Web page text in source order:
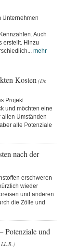
Unternehmen
Auch
erstellt. Hinzu
mehr
Kosten (Dr.
Projekt
und möchten eine
Umständen
alle Potenziale
nach der
erschweren
wieder
und anderen
die Zölle und
Potenziale und